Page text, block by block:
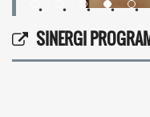
• • • • •
SINERGI